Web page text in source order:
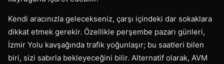
Kendi aracınızla gelecekseniz, çarşı içindeki dar sokaklara
dikkat etmek gerekir. Özellikle perşembe pazarı günleri,
İzmir Yolu kavşağında trafik yoğunlaşır; bu saatleri bilen
biri, sizi sabırla bekleyeceğini bilir. Alternatif olarak, AVM